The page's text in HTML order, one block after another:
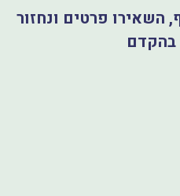
השאירו פרטים ונחזור
בהקדם